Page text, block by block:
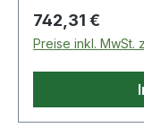
Bodenmontage
Regulärer Preis:
742,31 €
Preise inkl. MwSt.